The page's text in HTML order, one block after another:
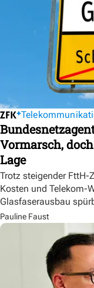
Vormarsch,
Lage
Trotz steigender FttH-
Kosten und Telekom-
Glasfaserausbau
Pauline Faust